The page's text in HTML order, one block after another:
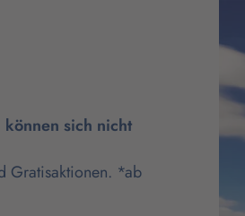
sich nicht
Gratisaktionen. *ab